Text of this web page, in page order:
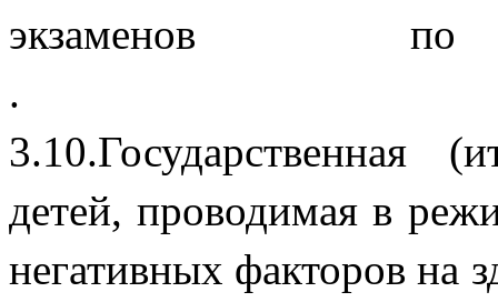
экзаменов
3.10.Государственная
детей, проводимая в
негативных факторов на